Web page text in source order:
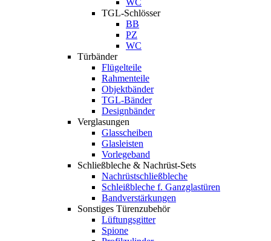
WC
TGL-Schlösser
BB
PZ
WC
Türbänder
Flügelteile
Rahmenteile
Objektbänder
TGL-Bänder
Designbänder
Verglasungen
Glasscheiben
Glasleisten
Vorlegeband
Schließbleche & Nachrüst-Sets
Nachrüstschließbleche
Schleißbleche f. Ganzglastüren
Bandverstärkungen
Sonstiges Türenzubehör
Lüftungsgitter
Spione